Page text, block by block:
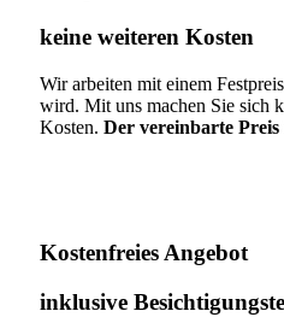
keine weiteren Kosten
Wir arbeiten mit einem
wird. Mit uns machen Sie sich
Kosten. Der vereinbarte
Kostenfreies Angebot
inklusive